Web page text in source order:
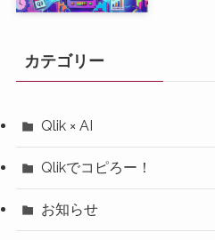
カテゴリー
Qlik × AI
Qlikでコピろー！
お知らせ